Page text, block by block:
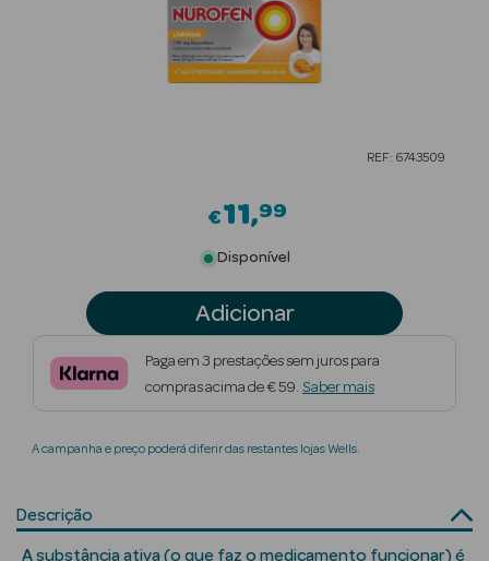
Beauty Season
Beauty Season
Maquilhagem
Beauty Season
REF: 6743509
€11 99
Disponível
Adicionar
Paga em 3 prestações sem juros para
compras acima de € 59. Saber mais
A campanha e preço poderá diferir das restantes lojas Wells.
Descrição
A substância ativa (o que faz o medicamento funcionar) é